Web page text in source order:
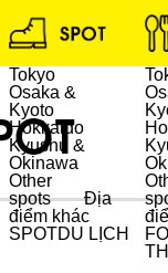
Tokyo
Osaka &
Kyoto
Hokkaido
Kyushu &
Okinawa
Other
spots
Địa
điểm khác
SPOTDU LỊCH